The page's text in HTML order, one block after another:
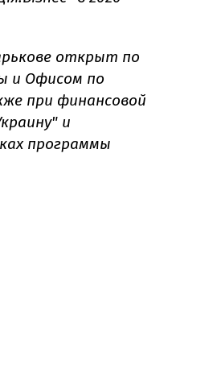
открыт по
и Офисом по
при финансовой
и
программы